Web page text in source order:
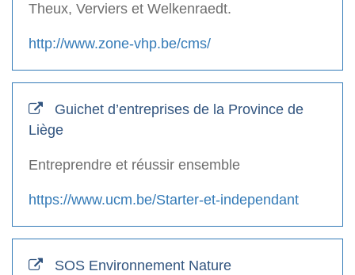
Theux, Verviers et Welkenraedt.
http://www.zone-vhp.be/cms/
Guichet d’entreprises de la Province de
Liège
Entreprendre et réussir ensemble
https://www.ucm.be/Starter-et-independant
SOS Environnement Nature